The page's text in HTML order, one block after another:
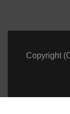
Copyright